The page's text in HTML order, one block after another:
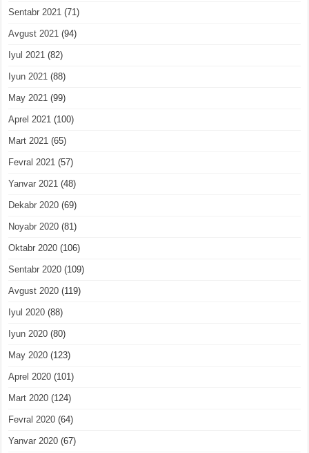
Sentabr 2021 (71)
Avgust 2021 (94)
Iyul 2021 (82)
Iyun 2021 (88)
May 2021 (99)
Aprel 2021 (100)
Mart 2021 (65)
Fevral 2021 (57)
Yanvar 2021 (48)
Dekabr 2020 (69)
Noyabr 2020 (81)
Oktabr 2020 (106)
Sentabr 2020 (109)
Avgust 2020 (119)
Iyul 2020 (88)
Iyun 2020 (80)
May 2020 (123)
Aprel 2020 (101)
Mart 2020 (124)
Fevral 2020 (64)
Yanvar 2020 (67)